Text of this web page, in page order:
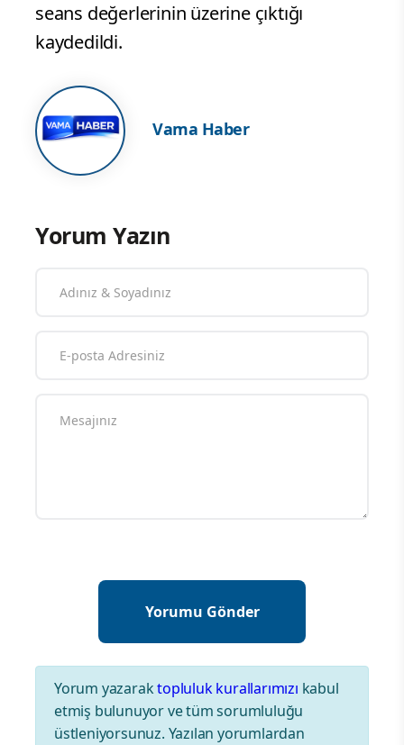
seans değerlerinin üzerine çıktığı
kaydedildi.
Vama Haber
Yorum Yazın
Yorum yazaraktopluluk kurallarımızı kabul
etmiş bulunuyor ve tüm sorumluluğu
üstleniyorsunuz. Yazılan yorumlardan